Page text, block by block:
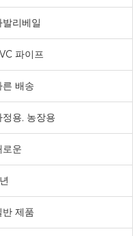
발리베일
파이프
른 배송
정용, 농장용
로운
반 제품